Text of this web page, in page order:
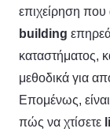
επιχείρηση που
building
καταστήματος,
μεθοδικά για
Επομένως,
πώς να χτίσετε